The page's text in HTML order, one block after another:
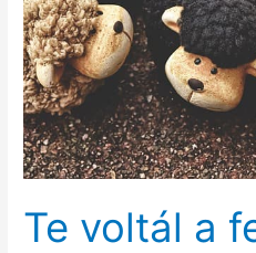
Te voltál a